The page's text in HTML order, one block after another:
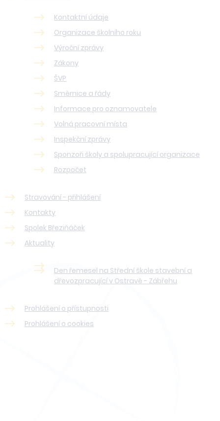
Kontaktní údaje
Organizace školního roku
Výroční zprávy
Zákony
ŠVP
Směrnice a řády
Informace pro oznamovatele
Volná pracovní místa
Inspekční zprávy
Sponzoři školy a spolupracující organizace
Rozpočet
Stravování - přihlášení
Kontakty
Spolek Březiňáček
Aktuality
Den řemesel na Střední škole stavební a
dřevozpracující v Ostravě - Zábřehu
Prohlášení o přístupnosti
Prohlášení o cookies